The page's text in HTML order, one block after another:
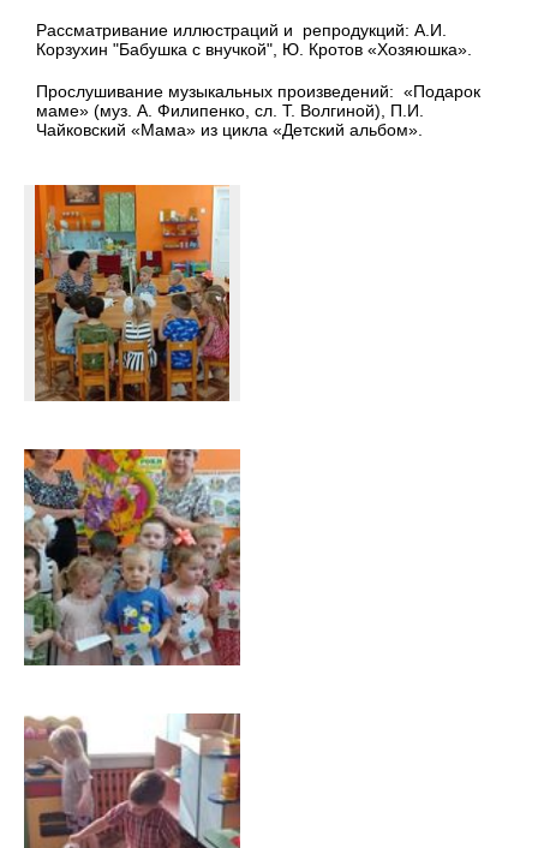
Рассматривание иллюстраций и репродукций: А.И.
Корзухин "Бабушка с внучкой", Ю. Кротов «Хозяюшка».
Прослушивание музыкальных произведений: «Подарок
маме» (муз. А. Филипенко, сл. Т. Волгиной), П.И.
Чайковский «Мама» из цикла «Детский альбом».